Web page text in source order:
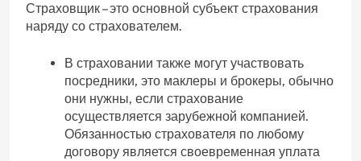
Страховщик – это основной субъект страхования
наряду со страхователем.
В страховании также могут участвовать
посредники, это маклеры и брокеры, обычно
они нужны, если страхование
осуществляется зарубежной компанией.
Обязанностью страхователя по любому
договору является своевременная уплата